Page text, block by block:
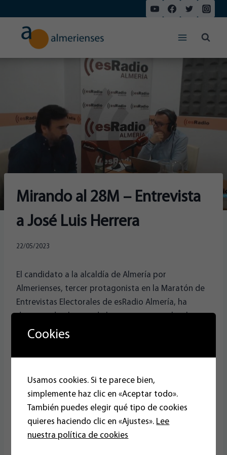
al
contenido
Mirando al 28M – Entrevista
a José Luis Herrera
22/05/2023
El candidato a la alcaldía de Almería por
Almerienses, tercer protagonista en la Maratón de
Entrevistas Electorales de esRadio Almería, ha
que descansa su proyecto, “muchas de ellas
aprovechado de que su estado mediático era
José Luis Herrera (Almerienses): “Queremos la
peatonalización del Paseo, pero no al 100%, liderar
el proyecto Ciudad-Puerto, crear una Red de
Miradores, pedir una auditoría a las concesionarias
Cookies
Usamos cookies. Si te parece bien,
simplemente haz clic en «Aceptar todo».
También puedes elegir qué tipo de cookies
quieres haciendo clic en «Ajustes». Lee
nuestra política de cookies